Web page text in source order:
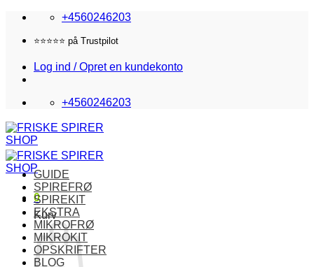
Fortsæt
indhold
+4560246203
Fri fragt i DK over 870,-
Log ind / Opret en kundekonto
+4560246203
0
Kurv
GUIDE
SPIREFRØ
SPIREKIT
EKSTRA
MIKROFRØ
MIKROKIT
OPSKRIFTER
BLOG